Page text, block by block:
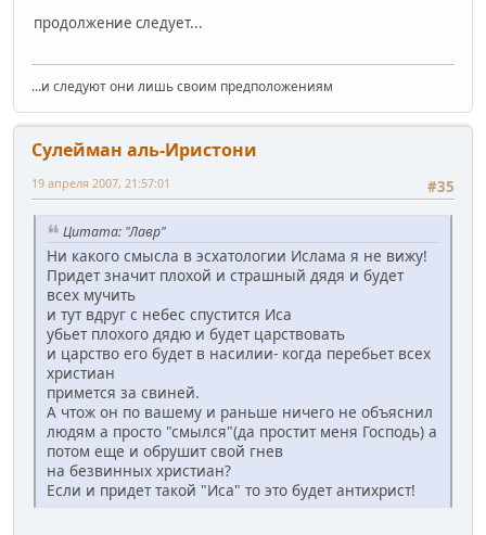
продолжение следует...
...и следуют они лишь своим предположениям
Сулейман аль-Иристони
#35
19 апреля 2007, 21:57:01
Цитата: "Лавр"
Ни какого смысла в эсхатологии Ислама я не вижу!
Придет значит плохой и страшный дядя и будет
всех мучить
и тут вдруг с небес спустится Иса
убьет плохого дядю и будет царствовать
и царство его будет в насилии- когда перебьет всех
христиан
примется за свиней.
А чтож он по вашему и раньше ничего не объяснил
людям а просто "смылся"(да простит меня Господь) а
потом еще и обрушит свой гнев
на безвинных христиан?
Если и придет такой "Иса" то это будет антихрист!